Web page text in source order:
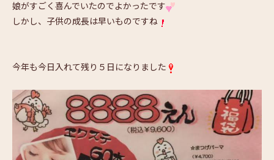
娘がすごく喜んでいたのでよかったです
しかし、子供の成長は早いものですね
今年も今日入れて残り５日になりました